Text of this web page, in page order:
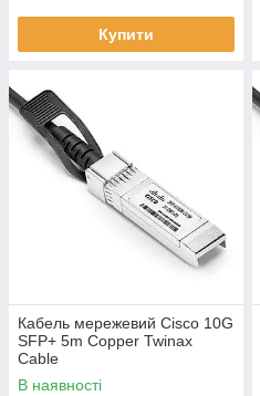
Купити
Кабель мережевий Cisco 10G
SFP+ 5m Copper Twinax
Cable
В наявності